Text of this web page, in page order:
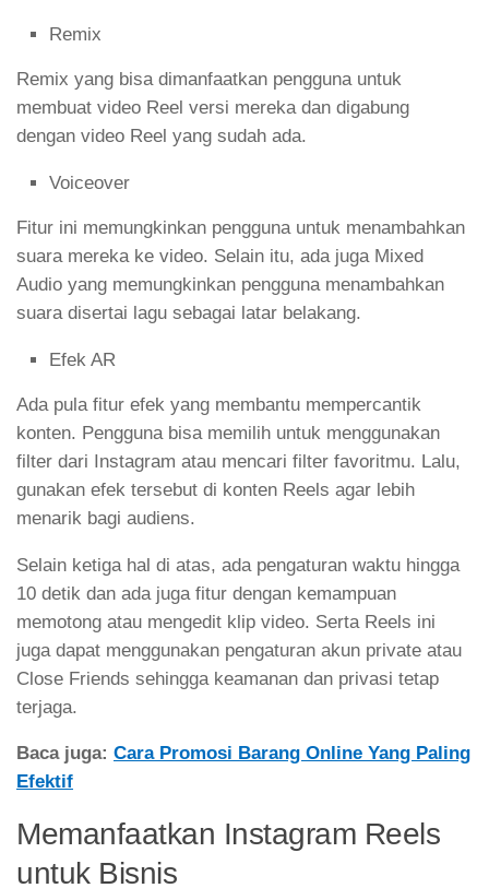
Remix
Remix yang bisa dimanfaatkan pengguna untuk
membuat video Reel versi mereka dan digabung
dengan video Reel yang sudah ada.
Voiceover
Fitur ini memungkinkan pengguna untuk menambahkan
suara mereka ke video. Selain itu, ada juga Mixed
Audio yang memungkinkan pengguna menambahkan
suara disertai lagu sebagai latar belakang.
Efek AR
Ada pula fitur efek yang membantu mempercantik
konten. Pengguna bisa memilih untuk menggunakan
filter dari Instagram atau mencari filter favoritmu. Lalu,
gunakan efek tersebut di konten Reels agar lebih
menarik bagi audiens.
Selain ketiga hal di atas, ada pengaturan waktu hingga
10 detik dan ada juga fitur dengan kemampuan
memotong atau mengedit klip video. Serta Reels ini
juga dapat menggunakan pengaturan akun private atau
Close Friends sehingga keamanan dan privasi tetap
terjaga.
Baca juga: Cara Promosi Barang Online Yang Paling
Efektif
Memanfaatkan Instagram Reels
untuk Bisnis